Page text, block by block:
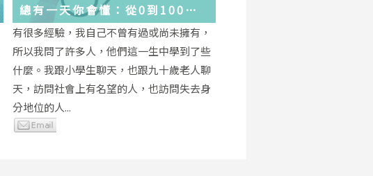
總有一天你會懂：從0到100
歲，該學會的人生大事，都在這
些生活的小事裡了
有很多經驗，我自己不曾有過或尚未擁有，
所以我問了許多人，他們這一生中學到了些
什麼。我跟小學生聊天，也跟九十歲老人聊
天，訪問社會上有名望的人，也訪問失去身
分地位的人...